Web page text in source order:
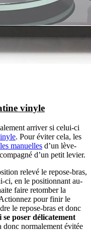
vinyle
arriver si celui-ci
. Pour éviter cela, les
manuelles d’un lève-
d’un petit levier.
relevé le repose-bras,
ci, en le positionnant au-
faire retomber la
pour finir le
le repose-bras et donc
poser délicatement
donc normalement évitée